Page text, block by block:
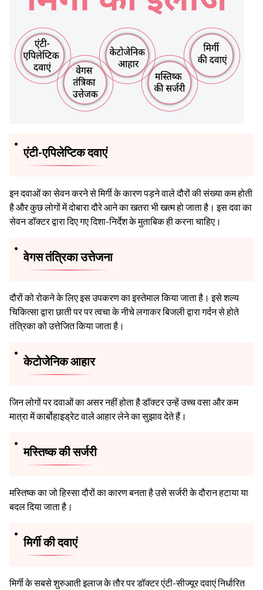
एंटी-एपिलेप्टिक दवाएं
इन दवाओं का सेवन करने से मिर्गी के कारण पड़ने वाले दौरों की संख्या कम होती
है और कुछ लोगों में दोबारा दौरे आने का खतरा भी खत्म हो जाता है। इस दवा का
सेवन डॉक्टर द्वारा दिए गए दिशा-निर्देश के मुताबिक ही करना चाहिए।
वेगस तंत्रिका उत्तेजना
दौरों को रोकने के लिए इस उपकरण का इस्तेमाल किया जाता है। इसे शल्य
चिकित्सा द्वारा छाती पर पर त्वचा के नीचे लगाकर बिजली द्वारा गर्दन से होते
तंत्रिका को उत्तेजित किया जाता है।
केटोजेनिक आहार
जिन लोगों पर दवाओं का असर नहीं होता है डॉक्टर उन्हें उच्च वसा और कम
मात्रा में कार्बोहाइड्रेट वाले आहार लेने का सुझाव देते हैं।
मस्तिष्क की सर्जरी
मस्तिष्क का जो हिस्सा दौरों का कारण बनता है उसे सर्जरी के दौरान हटाया या
बदल दिया जाता है।
मिर्गी की दवाएं
मिर्गी के सबसे शुरुआती इलाज के तौर पर डॉक्टर एंटी-सीज्यूर दवाएं निर्धारित